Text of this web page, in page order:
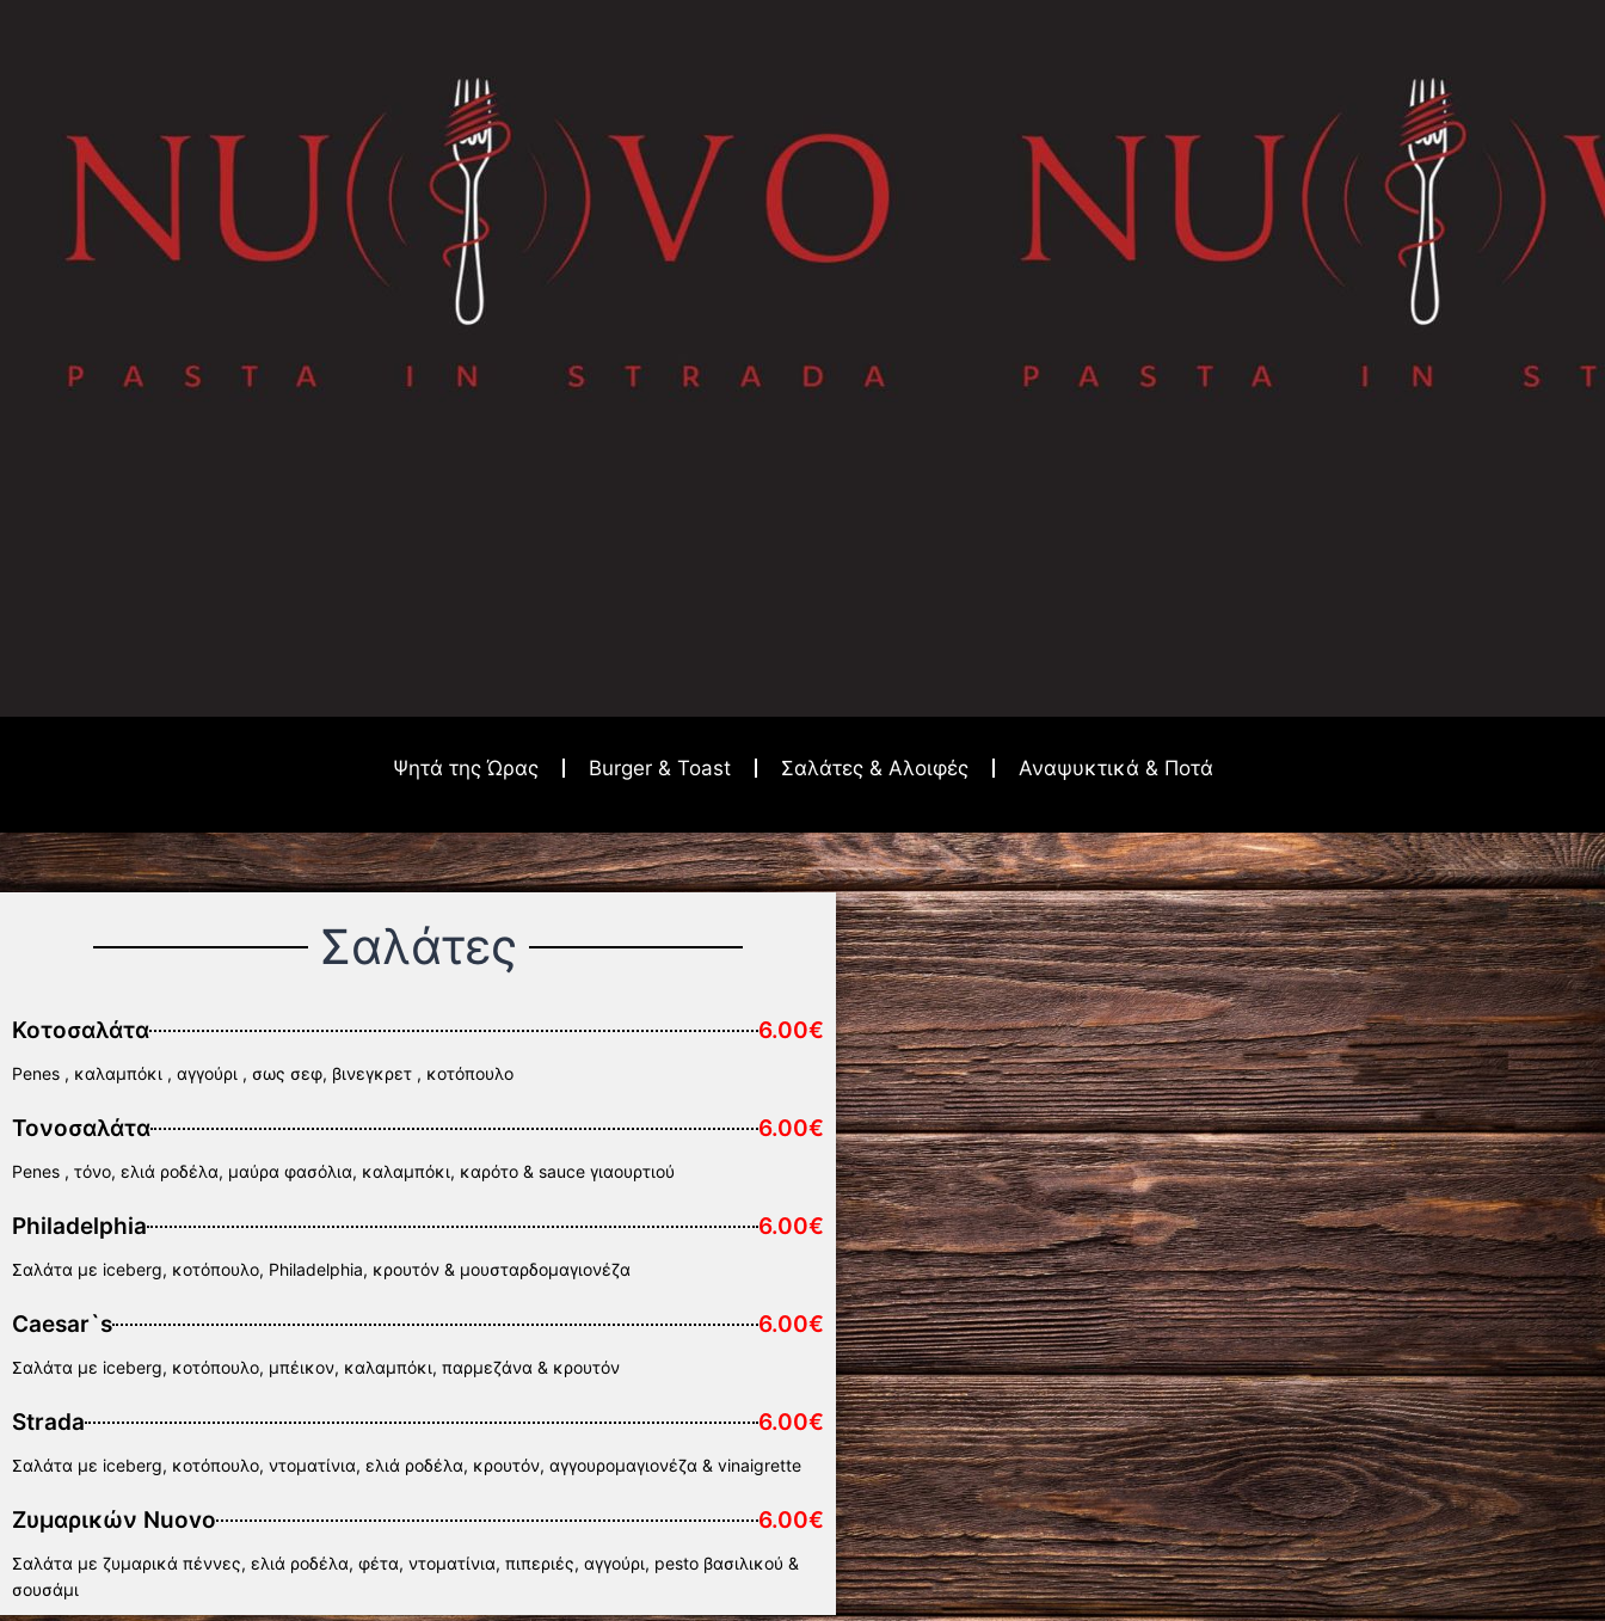
Ψητά της Ώρας Burger & Toast Σαλάτες & Αλοιφές Αναψυκτικά & Ποτά
Σαλάτες
Κοτοσαλάτα 6.00€
Penes , καλαμπόκι , αγγούρι , σως σεφ, βινεγκρετ , κοτόπουλο
Τονοσαλάτα 6.00€
Penes , τόνο, ελιά ροδέλα, μαύρα φασόλια, καλαμπόκι, καρότο & sauce γιαουρτιού
Philadelphia 6.00€
Σαλάτα με iceberg, κοτόπουλο, Philadelphia, κρουτόν & μουσταρδομαγιονέζα
Caesar`s 6.00€
Σαλάτα με iceberg, κοτόπουλο, μπέικον, καλαμπόκι, παρμεζάνα & κρουτόν
Strada 6.00€
Σαλάτα με iceberg, κοτόπουλο, ντοματίνια, ελιά ροδέλα, κρουτόν, αγγουρομαγιονέζα & vinaigrette
Ζυμαρικών Nuovo 6.00€
Σαλάτα με ζυμαρικά πέννες, ελιά ροδέλα, φέτα, ντοματίνια, πιπεριές, αγγούρι, pesto βασιλικού &
σουσάμι